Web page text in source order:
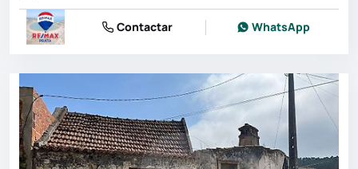
Contactar WhatsApp